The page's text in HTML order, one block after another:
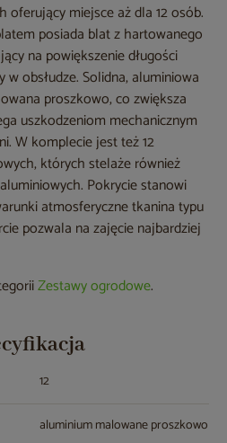
miejsce aż dla 12 osób.
posiada blat z hartowanego
na powiększenie długości
w obsłudze. Solidna, aluminiowa
proszkowo, co zwiększa
uszkodzeniom mechanicznym
W komplecie jest też 12
których stelaże również
Pokrycie stanowi
atmosferyczne tkanina typu
pozwala na zajęcie najbardziej
Zestawy ogrodowe.
12
aluminium malowane proszkowo